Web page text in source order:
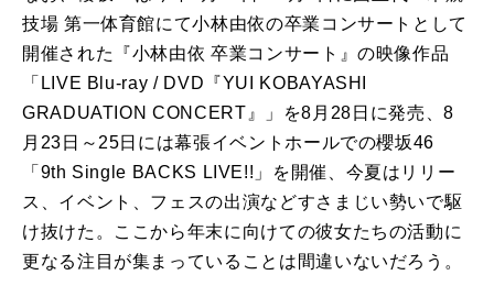
技場 第一体育館にて小林由依の卒業コンサートとして
開催された『小林由依 卒業コンサート』の映像作品
「LIVE Blu-ray / DVD『YUI KOBAYASHI
GRADUATION CONCERT』」を8月28日に発売、8
月23日～25日には幕張イベントホールでの櫻坂46
「9th Single BACKS LIVE!!」を開催、今夏はリリー
ス、イベント、フェスの出演などすさまじい勢いで駆
け抜けた。ここから年末に向けての彼女たちの活動に
更なる注目が集まっていることは間違いないだろう。